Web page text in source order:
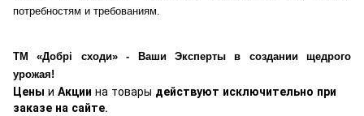
потребностям и требованиям.
ТМ «Добрі сходи» - Ваши Эксперты в создании щедрого
урожая!
Цены и Акции на товары действуют исключительно при
заказе на сайте.